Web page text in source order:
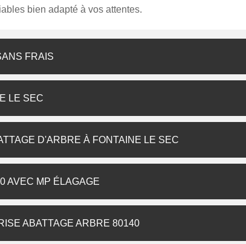
bien adapté à vos attentes.
FRAIS
LE SEC
D'ARBRE À FONTAINE LE SEC
AVEC MP ÉLAGAGE
ABATTAGE ARBRE 80140